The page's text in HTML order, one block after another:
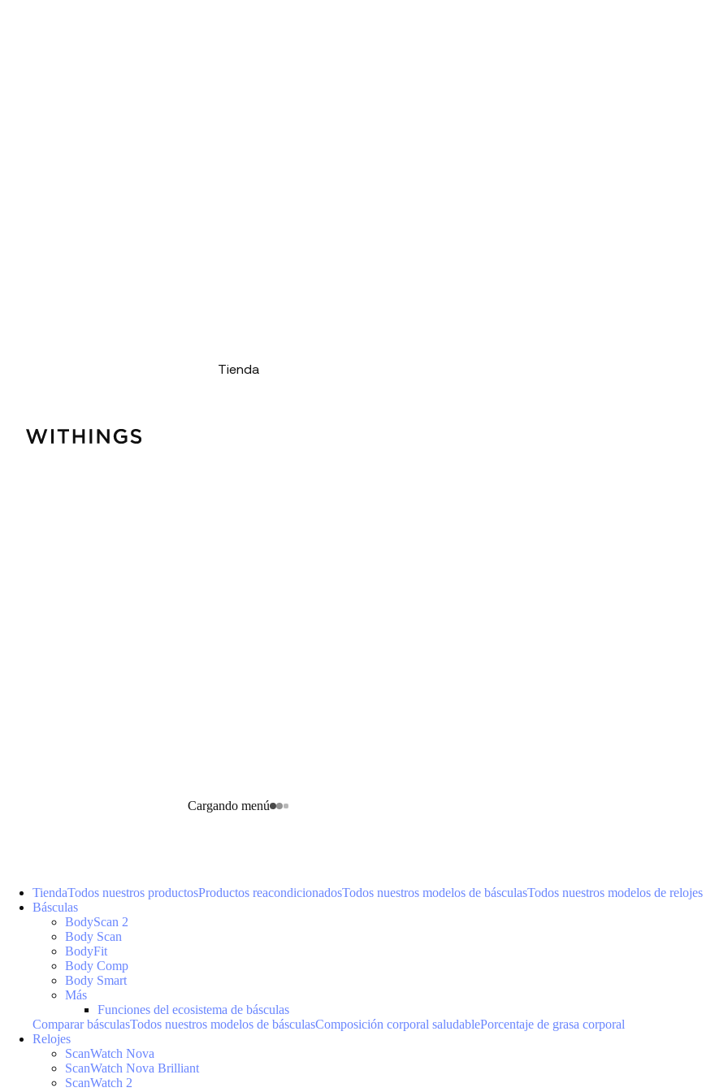
Tienda
Cargando menú
TiendaTodos nuestros productosProductos reacondicionadosTodos nuestros modelos de básculasTodos nuestros modelos de relojes
Básculas
BodyScan 2
Body Scan
BodyFit
Body Comp
Body Smart
Más
Funciones del ecosistema de básculas
Comparar básculasTodos nuestros modelos de básculasComposición corporal saludablePorcentaje de grasa corporal
Relojes
ScanWatch Nova
ScanWatch Nova Brilliant
ScanWatch 2